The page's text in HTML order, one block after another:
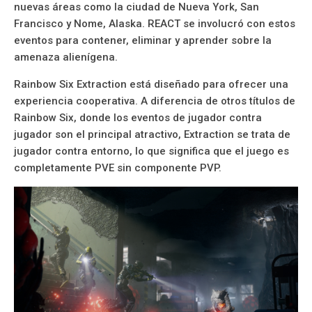
nuevas áreas como la ciudad de Nueva York, San
Francisco y Nome, Alaska. REACT se involucró con estos
eventos para contener, eliminar y aprender sobre la
amenaza alienígena.
Rainbow Six Extraction está diseñado para ofrecer una
experiencia cooperativa. A diferencia de otros títulos de
Rainbow Six, donde los eventos de jugador contra
jugador son el principal atractivo, Extraction se trata de
jugador contra entorno, lo que significa que el juego es
completamente PVE sin componente PVP.